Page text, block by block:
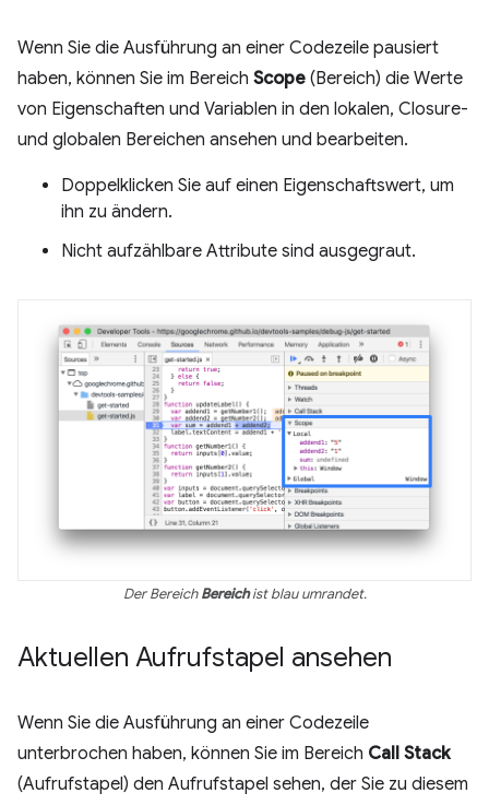
Wenn Sie die Ausführung an einer Codezeile pausiert
haben, können Sie im Bereich Scope (Bereich) die Werte
von Eigenschaften und Variablen in den lokalen, Closure-
und globalen Bereichen ansehen und bearbeiten.
Doppelklicken Sie auf einen Eigenschaftswert, um
ihn zu ändern.
Nicht aufzählbare Attribute sind ausgegraut.
Der BereichBereichist blau umrandet.
Aktuellen Aufrufstapel ansehen
Wenn Sie die Ausführung an einer Codezeile
unterbrochen haben, können Sie im Bereich Call Stack
(Aufrufstapel) den Aufrufstapel sehen, der Sie zu diesem